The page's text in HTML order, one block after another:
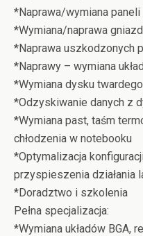
*Naprawa/wymiana paneli
*Wymiana/naprawa
*Naprawa uszkodzonych
*Naprawy – wymiana
*Wymiana dysku
*Odzyskiwanie danych z
*Wymiana past, taśm
chłodzenia w notebooku
*Optymalizacja
przyspieszenia działania
*Doradztwo i szkolenia
Pełna specjalizacja:
*Wymiana układów BGA,